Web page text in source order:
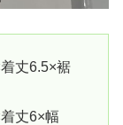
丈6.5×裾
丈6×幅